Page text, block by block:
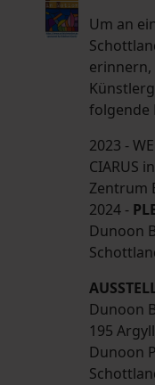
Um an
folgende
2023 -
CIARUS
Zentrum
2024 -
Dunoon
Dunoon
195
Dunoon